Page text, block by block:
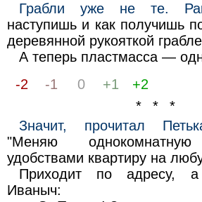
Грабли уже не те.
наступишь и как получишь
деревянной рукояткой
А теперь пластмасса —
-2
-1 0 +1 +2
* * *
Значит, прочитал
"Меняю
удобствами квартиру на
Приходит по адресу,
Иваныч: